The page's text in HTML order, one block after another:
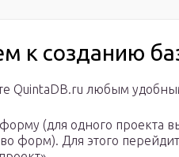
к созданию
QuintaDB.ru любым
(для одного проекта
форм). Для этого